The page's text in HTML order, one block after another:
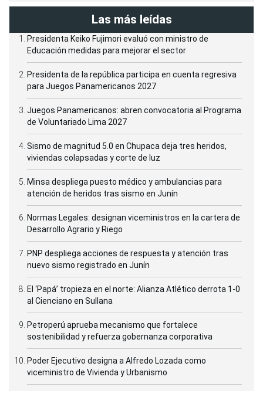
Las más leídas
Presidenta Keiko Fujimori evaluó con ministro de
Educación medidas para mejorar el sector
Presidenta de la república participa en cuenta regresiva
para Juegos Panamericanos 2027
Juegos Panamericanos: abren convocatoria al Programa
de Voluntariado Lima 2027
Sismo de magnitud 5.0 en Chupaca deja tres heridos,
viviendas colapsadas y corte de luz
Minsa despliega puesto médico y ambulancias para
atención de heridos tras sismo en Junín
Normas Legales: designan viceministros en la cartera de
Desarrollo Agrario y Riego
PNP despliega acciones de respuesta y atención tras
nuevo sismo registrado en Junín
El ‘Papá’ tropieza en el norte: Alianza Atlético derrota 1-0
al Cienciano en Sullana
Petroperú aprueba mecanismo que fortalece
sostenibilidad y refuerza gobernanza corporativa
Poder Ejecutivo designa a Alfredo Lozada como
viceministro de Vivienda y Urbanismo